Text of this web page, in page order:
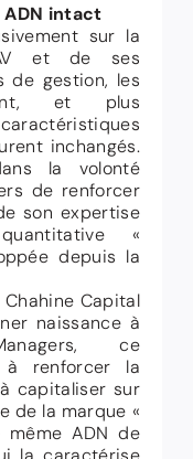
intact
sur la
et de ses
de gestion, les
et plus
inchangés.
la volonté
de renforcer
son expertise
«
depuis la
Capital
naissance à
ce
à renforcer la
capitaliser sur
de la marque «
même ADN de